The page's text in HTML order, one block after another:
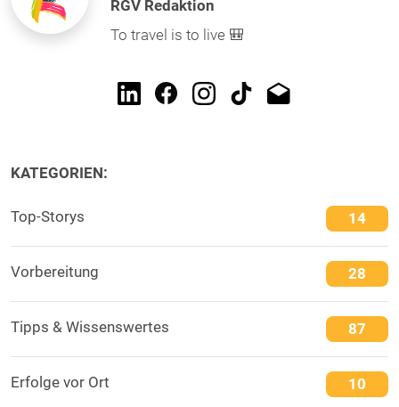
RGV Redaktion
To travel is to live 🎒
KATEGORIEN:
Top-Storys 14
Vorbereitung 28
Tipps & Wissenswertes 87
Erfolge vor Ort 10